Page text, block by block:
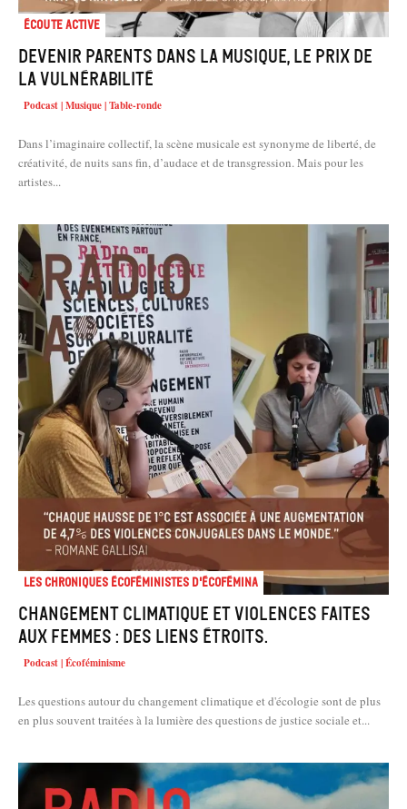
Écoute active
Devenir parents dans la musique, le prix de
la vulnérabilité
Podcast | Musique | Table-ronde
Dans l’imaginaire collectif, la scène musicale est synonyme de liberté, de
créativité, de nuits sans fin, d’audace et de transgression. Mais pour les
artistes...
Les chroniques écoféministes d'ÉcoFémina
Changement climatique et violences faites
aux femmes : des liens étroits.
Podcast | Écoféminisme
Les questions autour du changement climatique et d'écologie sont de plus
en plus souvent traitées à la lumière des questions de justice sociale et...